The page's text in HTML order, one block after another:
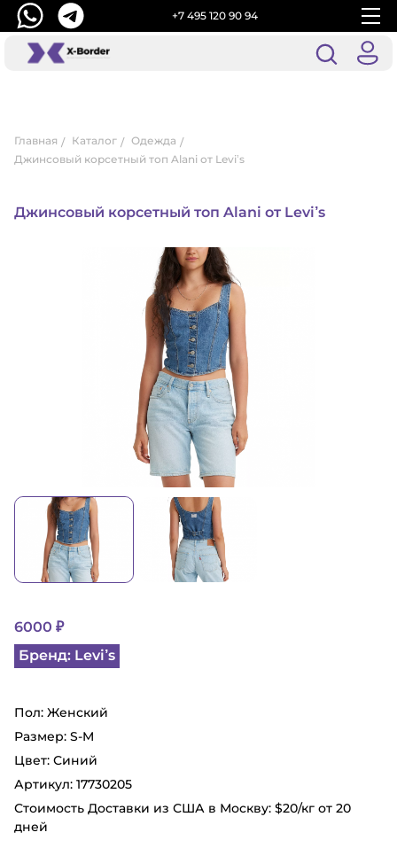
+7 495 120 90 94
Главная Каталог
Одежда
Джинсовый корсетный топ Alani от Levi’s
Джинсовый корсетный топ Alani от Levi’s
6000 ₽
Бренд: Levi’s
Пол: Женский
Размер: S-M
Цвет: Синий
Артикул: 17730205
Стоимость Доставки из США в Москву: $20/кг от 20
дней